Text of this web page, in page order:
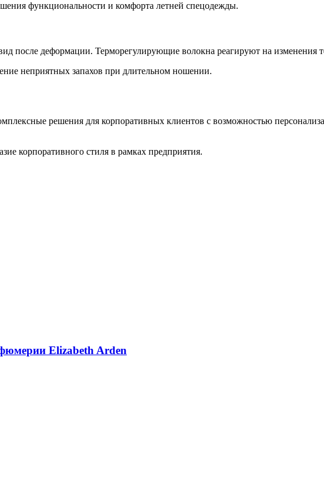
функциональности и комфорта летней спецодежды.
после деформации. Терморегулирующие волокна реагируют на изменения
неприятных запахов при длительном ношении.
решения для корпоративных клиентов с возможностью
корпоративного стиля в рамках предприятия.
Elizabeth Arden